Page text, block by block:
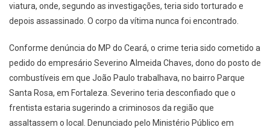
viatura, onde, segundo as investigações, teria sido torturado e
depois assassinado. O corpo da vítima nunca foi encontrado.
Conforme denúncia do MP do Ceará, o crime teria sido cometido a
pedido do empresário Severino Almeida Chaves, dono do posto de
combustíveis em que João Paulo trabalhava, no bairro Parque
Santa Rosa, em Fortaleza. Severino teria desconfiado que o
frentista estaria sugerindo a criminosos da região que
assaltassem o local. Denunciado pelo Ministério Público em